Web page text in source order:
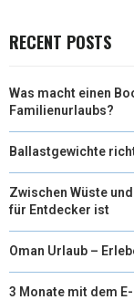
RECENT POSTS
Was macht einen
Familienurlaubs?
Ballastgewichte
Zwischen Wüste
für Entdecker ist
Oman Urlaub –
3 Monate mit dem